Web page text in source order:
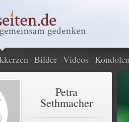
Bilder Videos
Petra
Sethmacher